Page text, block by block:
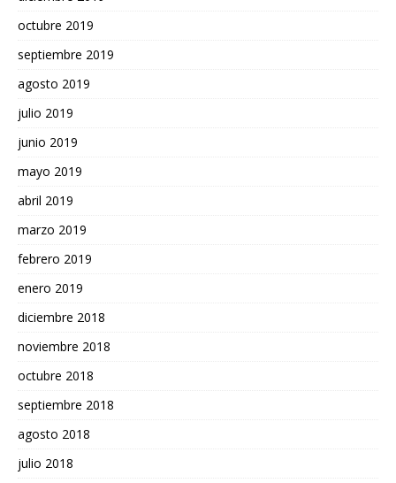
octubre 2019
septiembre 2019
agosto 2019
julio 2019
junio 2019
mayo 2019
abril 2019
marzo 2019
febrero 2019
enero 2019
diciembre 2018
noviembre 2018
octubre 2018
septiembre 2018
agosto 2018
julio 2018